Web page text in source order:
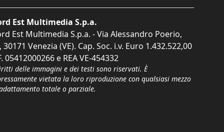
Est Multimedia S.p.a.
Est Multimedia S.p.a. - Via Alessandro Poerio,
30171 Venezia (VE). Cap. Soc. i.v. Euro 1.432.522,00
05412000266 e REA VE-454332
delle immagini e dei testi sono riservati. È
vietata la loro riproduzione con qualsiasi mezzo
totale o parziale.